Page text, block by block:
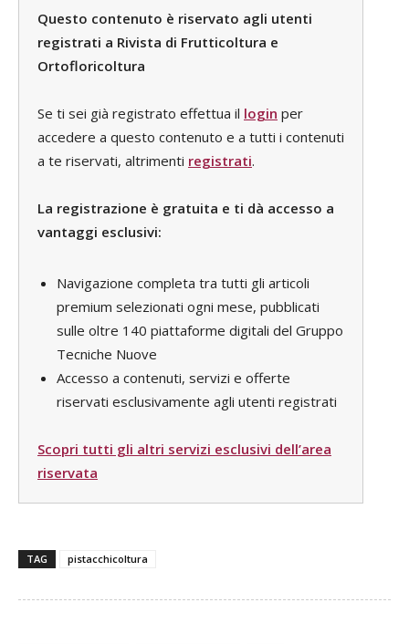
Questo contenuto è riservato agli utenti
registrati a Rivista di Frutticoltura e
Ortofloricoltura
Se ti sei già registrato effettua il login per
accedere a questo contenuto e a tutti i contenuti
a te riservati, altrimenti registrati.
La registrazione è gratuita e ti dà accesso a
vantaggi esclusivi:
Navigazione completa tra tutti gli articoli
premium selezionati ogni mese, pubblicati
sulle oltre 140 piattaforme digitali del Gruppo
Tecniche Nuove
Accesso a contenuti, servizi e offerte
riservati esclusivamente agli utenti registrati
Scopri tutti gli altri servizi esclusivi dell’area
riservata
TAG pistacchicoltura